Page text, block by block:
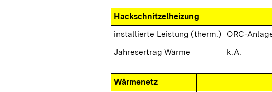
Hackschnitzelheizung
installierte Leistung (therm.)
ORC-
Jahresertrag Wärme
k.A.
Wärmenetz